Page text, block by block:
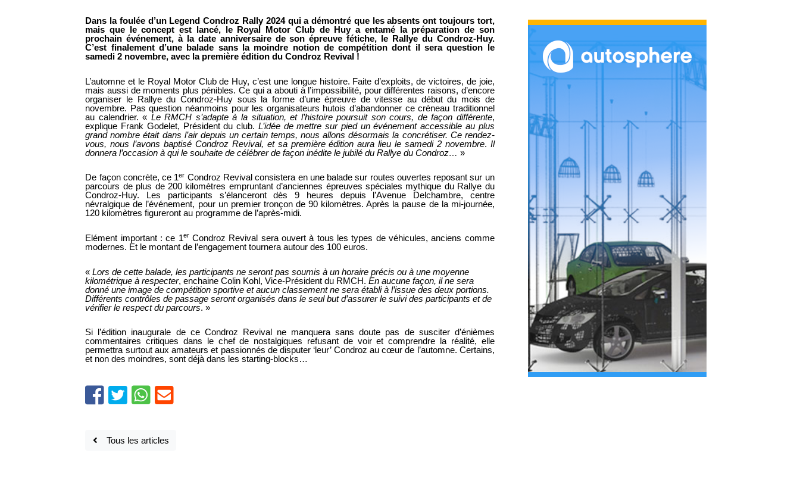
Dans la foulée d’un Legend Condroz Rally 2024 qui a démontré que les absents ont toujours tort,
mais que le concept est lancé, le Royal Motor Club de Huy a entamé la préparation de son
prochain événement, à la date anniversaire de son épreuve fétiche, le Rallye du Condroz-Huy.
C’est finalement d’une balade sans la moindre notion de compétition dont il sera question le
samedi 2 novembre, avec la première édition du Condroz Revival !
L’automne et le Royal Motor Club de Huy, c’est une longue histoire. Faite d’exploits, de victoires, de joie,
mais aussi de moments plus pénibles. Ce qui a abouti à l’impossibilité, pour différentes raisons, d’encore
organiser le Rallye du Condroz-Huy sous la forme d’une épreuve de vitesse au début du mois de
novembre. Pas question néanmoins pour les organisateurs hutois d’abandonner ce créneau traditionnel
au calendrier. « Le RMCH s’adapte à la situation, et l’histoire poursuit son cours, de façon différente,
explique Frank Godelet, Président du club. L’idée de mettre sur pied un événement accessible au plus
grand nombre était dans l’air depuis un certain temps, nous allons désormais la concrétiser. Ce rendez-
vous, nous l’avons baptisé Condroz Revival, et sa première édition aura lieu le samedi 2 novembre. Il
donnera l’occasion à qui le souhaite de célébrer de façon inédite le jubilé du Rallye du Condroz… »
De façon concrète, ce 1er Condroz Revival consistera en une balade sur routes ouvertes reposant sur un
parcours de plus de 200 kilomètres empruntant d’anciennes épreuves spéciales mythique du Rallye du
Condroz-Huy. Les participants s’élanceront dès 9 heures depuis l’Avenue Delchambre, centre
névralgique de l’événement, pour un premier tronçon de 90 kilomètres. Après la pause de la mi-journée,
120 kilomètres figureront au programme de l’après-midi.
Elément important : ce 1er Condroz Revival sera ouvert à tous les types de véhicules, anciens comme
modernes. Et le montant de l’engagement tournera autour des 100 euros.
«Lors de cette balade, les participants ne seront pas soumis à un horaire précis ou à une moyenne
kilométrique à respecter, enchaine Colin Kohl, Vice-Président du RMCH. En aucune façon, il ne sera
donné une image de compétition sportive et aucun classement ne sera établi à l’issue des deux portions.
Différents contrôles de passage seront organisés dans le seul but d’assurer le suivi des participants et de
vérifier le respect du parcours. »
Si l’édition inaugurale de ce Condroz Revival ne manquera sans doute pas de susciter d’énièmes
commentaires critiques dans le chef de nostalgiques refusant de voir et comprendre la réalité, elle
permettra surtout aux amateurs et passionnés de disputer ‘leur’ Condroz au cœur de l’automne. Certains,
et non des moindres, sont déjà dans les starting-blocks…
Tous les articles